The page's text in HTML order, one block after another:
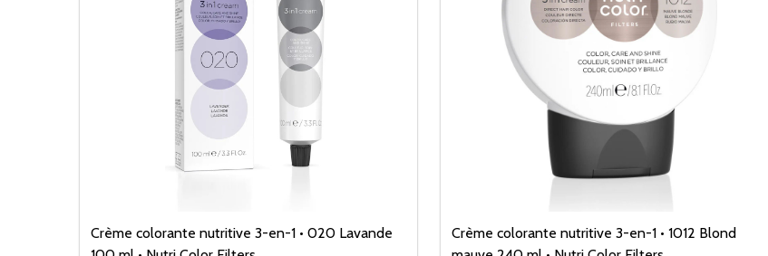
Crème colorante nutritive 3-en-1 • 020 Lavande
Crème colorante nutritive 3-en-1 • 1012 Blond